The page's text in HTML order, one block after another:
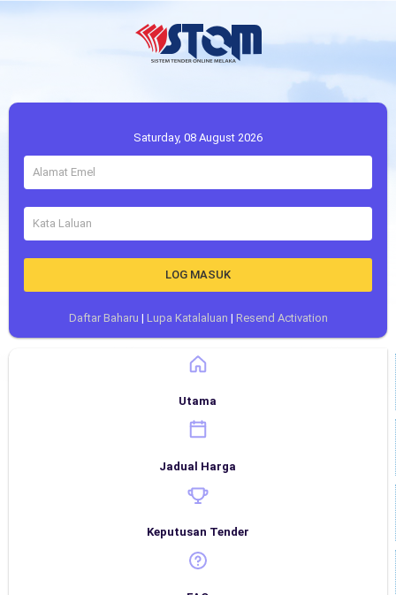
Saturday, 08 August 2026
LOG MASUK
Daftar Baharu | Lupa Katalaluan | Resend Activation
Utama
Jadual Harga
Keputusan Tender